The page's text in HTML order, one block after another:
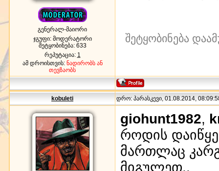
გენერალ-მაიორი
ჯგუფი: მოდერატორი
შეტყობინება: 633
რეპუტაცია: 1
ამ დროისთვის: ნადირობს ან
თევზაობს
შეტყობინება
kobuleti დრო: პარასკევი, 01.08.2014,
giohunt1982,
როდის
მართლაც
მიგულეთ..